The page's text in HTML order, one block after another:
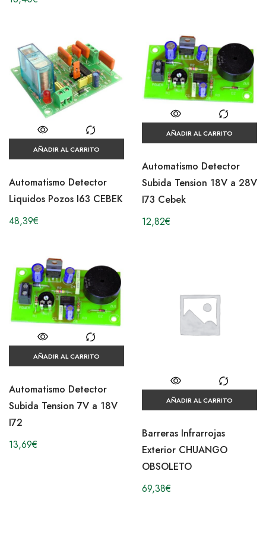
AÑADIR AL CARRITO
Automatismo Detector
Liquidos Pozos I63 CEBEK
48,39€
AÑADIR AL CARRITO
Automatismo Detector
Subida Tension 18V a 28V
I73 Cebek
12,82€
AÑADIR AL CARRITO
Automatismo Detector
Subida Tension 7V a 18V
I72
13,69€
AÑADIR AL CARRITO
Barreras Infrarrojas
Exterior CHUANGO
OBSOLETO
69,38€